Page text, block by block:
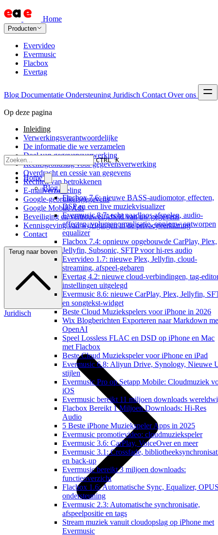
Home
Producten
Evervideo
Evermusic
Flacbox
Evertag
Blog Documentatie Ondersteuning Juridisch Contact Over ons
CTRL K
Home
Blog
Flacbox 7.6: nieuwe BASS-audiomotor, effecten,
DSP en een live muziekvisualizer
Evermusic 8.7: echt naadloos afspelen, audio-
effecten, volumenormalisatie, opnieuw ontworpen
equalizer
Flacbox 7.4: opnieuw opgebouwde CarPlay, Plex,
Jellyfin, Subsonic, SFTP voor hi-res audio
Evervideo 1.7: nieuwe Plex, Jellyfin, cloud-
streaming, afspeel-gebaren
Evertag 4.2: nieuwe cloud-verbindingen, tag-
instellingen uitgelegd
Evermusic 8.6: nieuwe CarPlay, Plex, Jellyfin,
en songtekst-widget
Beste Cloud Muziekspelers voor iPhone in 2026
Wix Blogberichten Exporteren naar Markdown
OpenAI
Speel Lossless FLAC en DSD op iPhone en Mac
met Flacbox
Beste Cloud Muziekspeler voor iPhone en iPad
Evermusic 6.8: Aliyun Drive, Synology, Nieuwe
stijlen
Evermusic Pro op Setapp Mobile: Cloudmuziek
iOS
Evermusic bereikt 11 miljoen downloads
Flacbox Bereikt 1 Miljoen Downloads: Hi-Res
Audio
5 Beste iPhone Muziekspeler Apps in 2025
Evermusic promotievideo: cloudmuziekspeler
Evermusic 3.6: CarPlay, VoiceOver en meer
Evermusic 3.1: Crossfade,
en back-up
Evermusic bereikt 3 miljoen downloads:
functieoverzicht
Flacbox 1.6: Automatische Sync, Equalizer,
ondersteuning
Evermusic 2.3: Automatische synchronisatie,
afspeelpositie en tags
Stream muziek vanuit cloudopslag op iPhone met
Evermusic
Op deze pagina
Inleiding
Verwerkingsverantwoordelijke
De informatie die we verzamelen
Doel van gegevensverwerking
Rechtsgrondslag voor gegevensverwerking
Overdracht en cessie van gegevens
Rechten van betrokkenen
E-mailverzameling
Google-gebruikersgegevens
Google Mobile Ads
Beveiliging en vertrouwelijkheid van uw gegevens
Kennisgeving van wijzigingen in de privacyverklaring
Contact
Terug naar boven
Juridisch